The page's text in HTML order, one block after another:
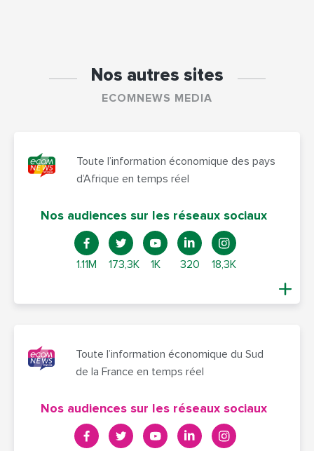
Nos autres sites
ECOMNEWS MEDIA
Toute l’information économique des pays
d’Afrique en temps réel
Nos audiences sur les réseaux sociaux
1.11M 173,3K 1K 320 18,3K
Toute l’information économique du Sud
de la France en temps réel
Nos audiences sur les réseaux sociaux